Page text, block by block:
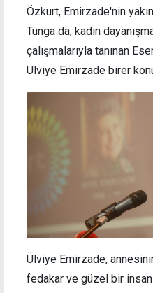
Özkurt, Emirzade'nin
Tunga da, kadın
çalışmalarıyla tanınan
Ülviye Emirzade birer
Ülviye Emirzade,
fedakar ve güzel bir